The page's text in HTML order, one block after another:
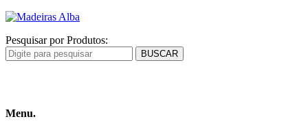
Pesquisar por Produtos:
Menu.